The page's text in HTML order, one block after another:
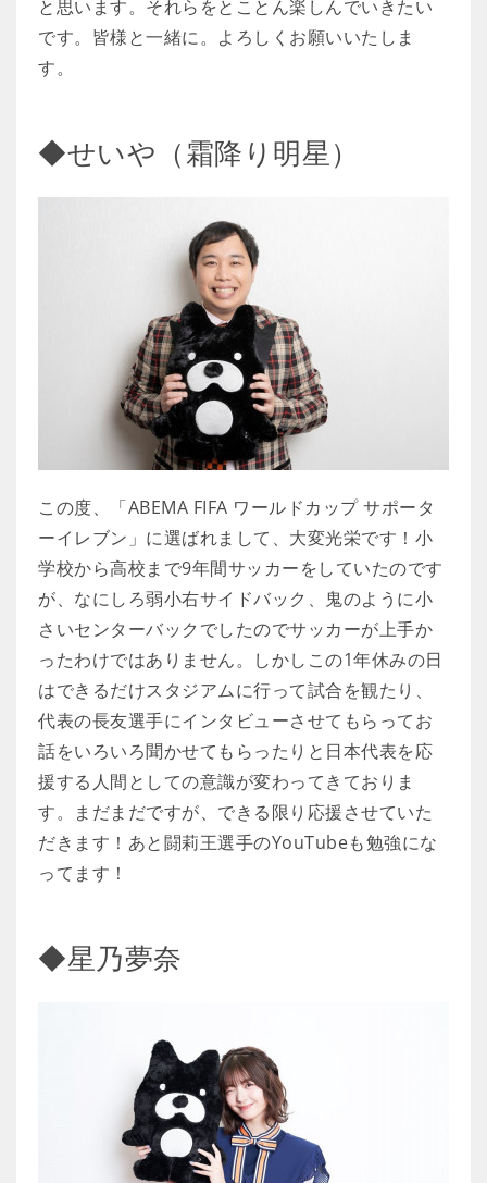
と思います。それらをとことん楽しんでいきたい
です。皆様と一緒に。よろしくお願いいたしま
す。
◆せいや（霜降り明星）
この度、「ABEMA FIFA ワールドカップ サポータ
ーイレブン」に選ばれまして、大変光栄です！小
学校から高校まで9年間サッカーをしていたのです
が、なにしろ弱小右サイドバック、鬼のように小
さいセンターバックでしたのでサッカーが上手か
ったわけではありません。しかしこの1年休みの日
はできるだけスタジアムに行って試合を観たり、
代表の長友選手にインタビューさせてもらってお
話をいろいろ聞かせてもらったりと日本代表を応
援する人間としての意識が変わってきておりま
す。まだまだですが、できる限り応援させていた
だきます！あと闘莉王選手のYouTubeも勉強にな
ってます！
◆星乃夢奈